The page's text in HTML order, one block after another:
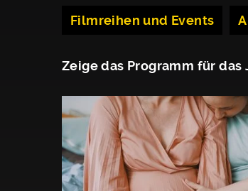
Filmreihen und Events
Zeige das Programm für das